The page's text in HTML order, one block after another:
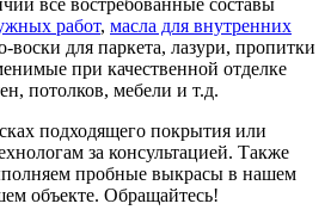
работ, масла для внутренних
воски для паркета, лазури, пропитки
при качественной отделке
потолков, мебели и т.д.
подходящего покрытия или
за консультацией. Также
пробные выкрасы в нашем
объекте. Обращайтесь!